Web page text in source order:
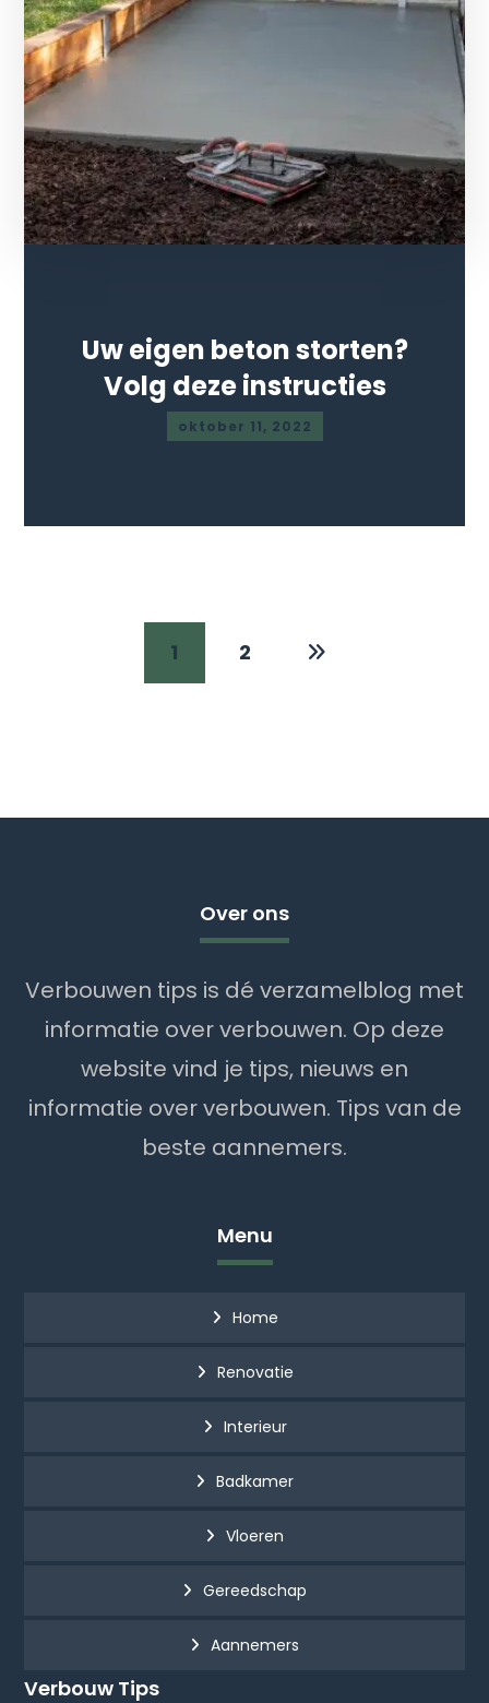
Uw eigen beton storten?
Volg deze instructies
oktober 11, 2022
1 2
Over ons
Verbouwen tips is dé verzamelblog met
informatie over verbouwen. Op deze
website vind je tips, nieuws en
informatie over verbouwen. Tips van de
beste aannemers.
Menu
Home
Renovatie
Interieur
Badkamer
Vloeren
Gereedschap
Aannemers
Verbouw Tips